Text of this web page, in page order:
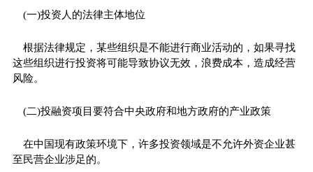
(一)投资人的法律主体地位
根据法律规定，某些组织是不能进行商业活动的，如果寻找
这些组织进行投资将可能导致协议无效，浪费成本，造成经营
风险。
(二)投融资项目要符合中央政府和地方政府的产业政策
在中国现有政策环境下，许多投资领域是不允许外资企业甚
至民营企业涉足的。